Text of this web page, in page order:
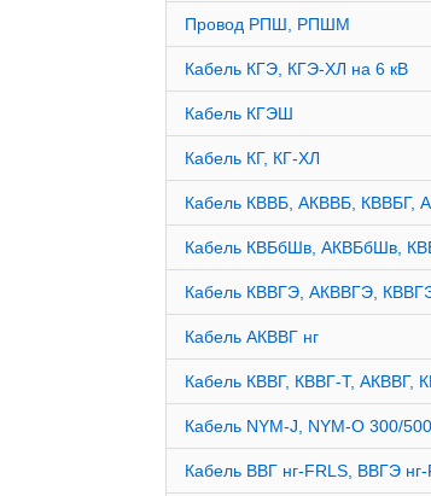
Провод РПШ, РПШМ
Кабель КГЭ, КГЭ-ХЛ на 6 кВ
Кабель КГЭШ
Кабель КГ, КГ-ХЛ
Кабель КВВБ, АКВВБ, КВВБГ,
Кабель КВБбШв, АКВБбШв,
Кабель КВВГЭ, АКВВГЭ,
Кабель АКВВГ нг
Кабель КВВГ, КВВГ-Т, АКВВГ,
Кабель NYM-J, NYM-O 300/
Кабель ВВГ нг-FRLS, ВВГЭ нг-